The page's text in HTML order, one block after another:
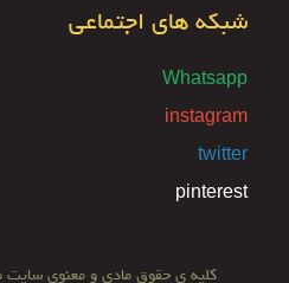
شبکه های اجتماعی
Whatsapp
instagram
twitter
pinterest
کلیه ی حقوق مادی و معنوی سایت متعلق به